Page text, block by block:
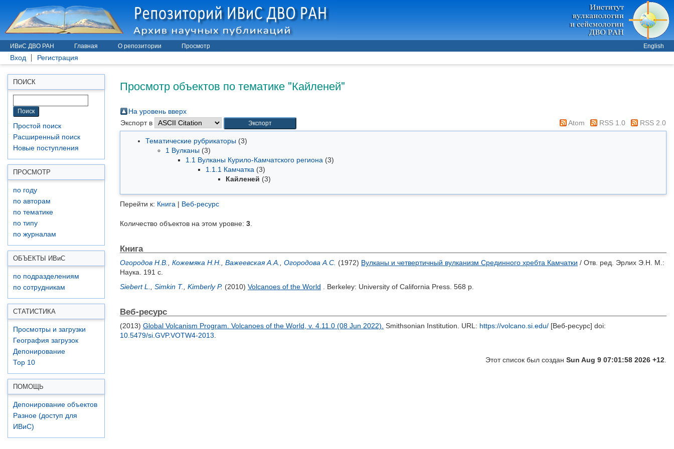
ИВиС ДВО РАН Главная О репозитории Просмотр English
Вход Регистрация
ПОИСК
Простой поиск
Расширенный поиск
Новые поступления
ПРОСМОТР
по году
по авторам
по тематике
по типу
по журналам
ОБЪЕКТЫ ИВиС
по подразделениям
по сотрудникам
СТАТИСТИКА
Просмотры и загрузки
География загрузок
Депонирование
Top 10
ПОМОЩЬ
Депонирование объектов
Разное (доступ для
ИВиС)
Просмотр объектов по тематике "Кайленей"
На уровень вверх
Экспорт в
Atom RSS 1.0 RSS 2.0
Тематические рубрикаторы (3)
1 Вулканы (3)
1.1 Вулканы Курило-Камчатского региона (3)
1.1.1 Камчатка (3)
Кайленей (3)
Перейти к: Книга | Веб-ресурс
Количество объектов на этом уровне: 3
Книга
Огородов Н.В. Кожемяка Н.Н. Важеевская А.А. Огородова А.С. (1972) Вулканы и четвертичный вулканизм Срединного хребта Камчатки / Отв. ред. Эрлих Э.Н.
М.:
Наука. 191 с.
Siebert L.
Simkin T. Kimberly P. (2010) Volcanoes of the World . Berkeley: University of California Press. 568 p.
Веб-ресурс
(2013) Global Volcanism Program. Volcanoes of the World, v. 4.11.0 (08 Jun 2022). Smithsonian Institution. URL: https://volcano.si.edu/ [Веб-ресурс] doi:
10.5479/si.GVP.VOTW4-2013
Этот список был создан Sun Aug 9 07:01:58 2026 +12